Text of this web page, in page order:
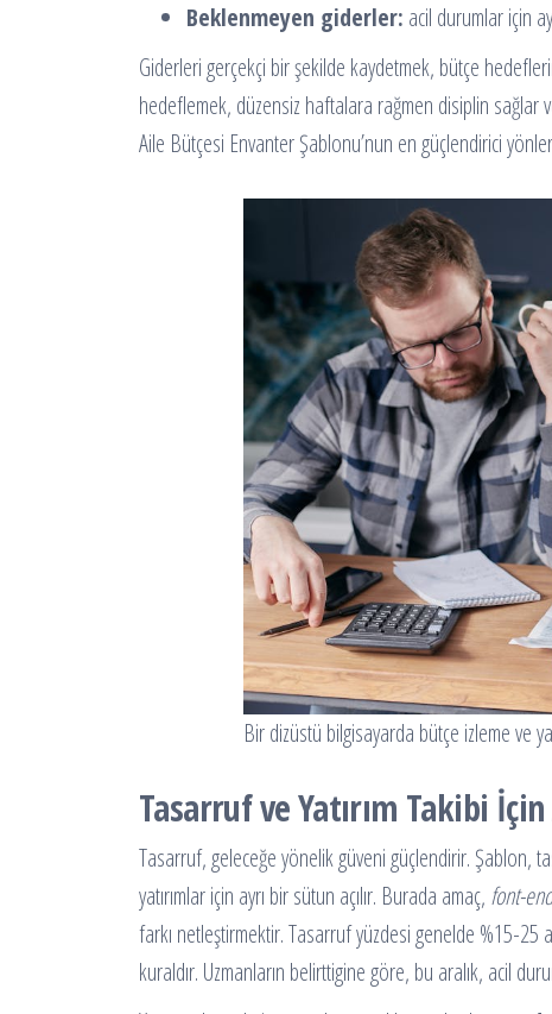
Beklenmeyen giderler: acil durumlar için
Giderleri gerçekçi bir şekilde kaydetmek, bütçe
hedeflemek, düzensiz haftalara rağmen disiplin sağlar
Aile Bütçesi Envanter Şablonu’nun en güçlendirici
Bir dizüstü bilgisayarda bütçe izleme ve
Tasarruf ve Yatırım Takibi
Tasarruf, geleceğe yönelik güveni güçlendirir. Şablon,
yatırımlar için ayrı bir sütun açılır. Burada amaç, font-
farkı netleştirmektir. Tasarruf yüzdesi genelde %15-
kuraldır. Uzmanların belirttigine göre, bu aralık, acil